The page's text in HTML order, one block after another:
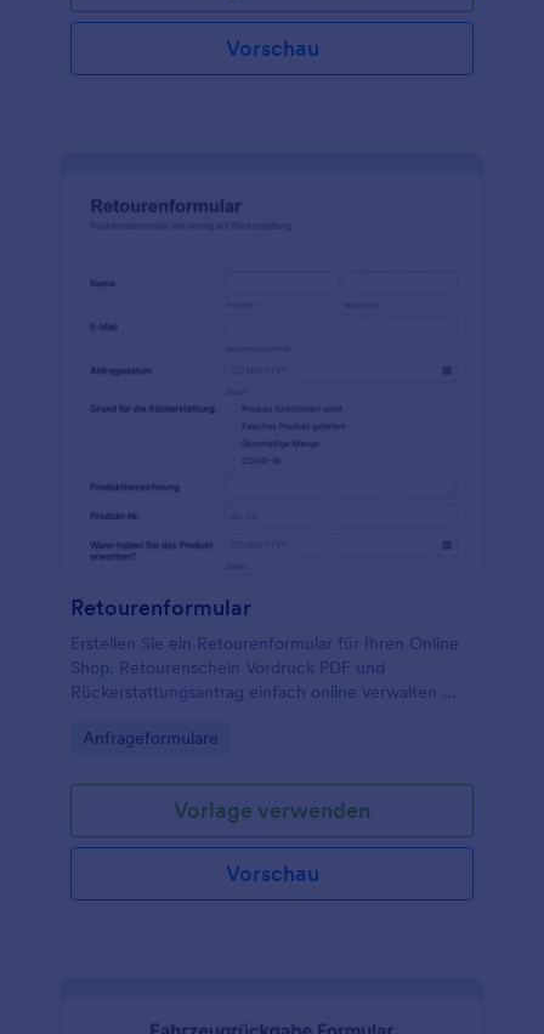
Vorschau
Retourenformular
Erstellen Sie ein Retourenformular für Ihren Online
Shop. Retourenschein Vordruck PDF und
Rückerstattungsantrag einfach online verwalten —
Go to Category:
Anfrageformulare
Vorlage verwenden
Vorschau